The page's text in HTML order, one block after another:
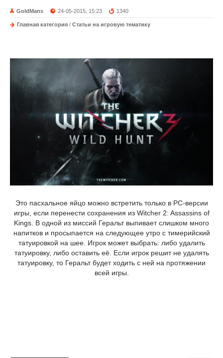
GoldMans 24-05-2015, 15:23 1340
Главная категория / Статьи на игровую тематику
Это пасхальное яйцо можно встретить только в PC-версии
игры, если перенести сохранения из Witcher 2: Assassins of
Kings. В одной из миссий Геральт выпивает слишком много
напитков и просыпается на следующее утро с тимерийский
татуировкой на шее. Игрок может выбрать: либо удалить
татуировку, либо оставить её. Если игрок решит не удалять
татуировку, то Геральт будет ходить с ней на протяжении
всей игры.